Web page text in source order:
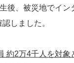
後、被災地でイ
しました。
約2万4千人を対象